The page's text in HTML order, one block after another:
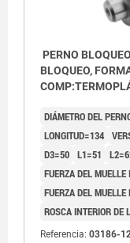
PERNO
BLOQUEO,
DIÁMETRO DEL
LONGITUD=134
D3=50 L1=51
FUERZA DEL
FUERZA DEL
ROSCA INTERIOR
Referencia: 03186-